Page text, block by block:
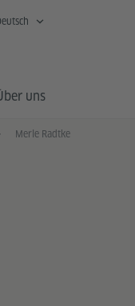
uns
Merle Radtke